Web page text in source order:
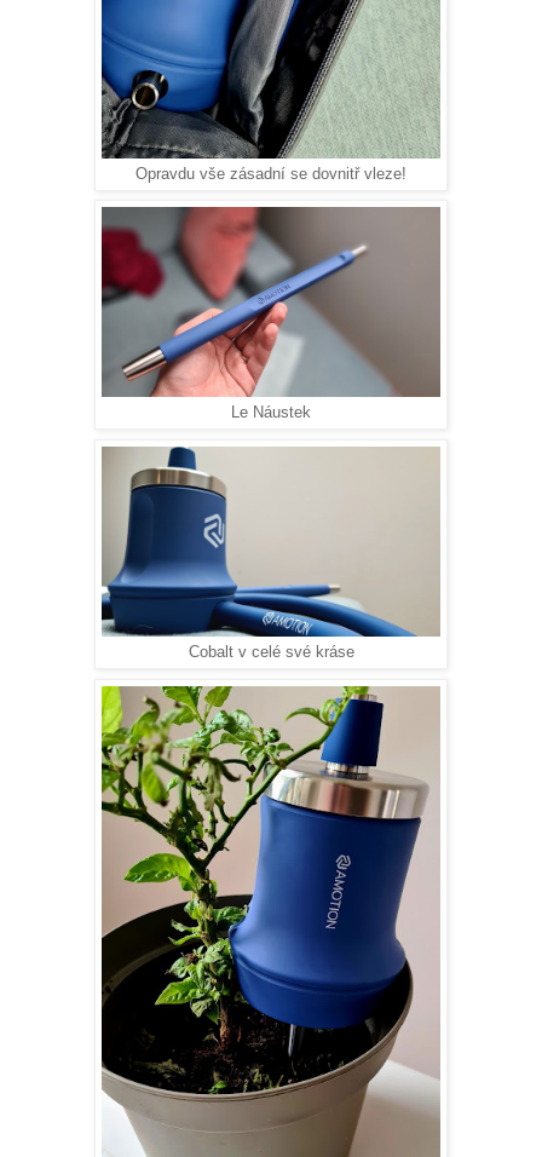
Opravdu vše zásadní se dovnitř vleze!
Le Náustek
Cobalt v celé své kráse